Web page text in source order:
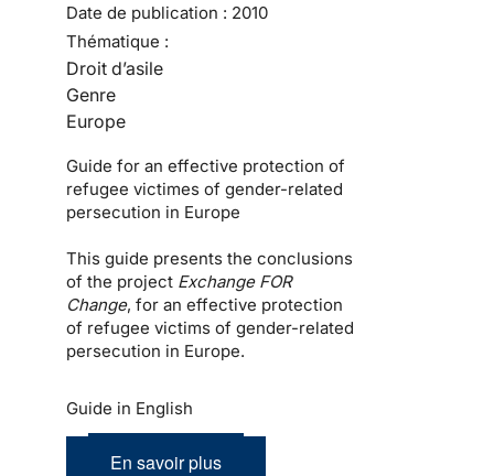
Date de publication : 2010
Thématique :
Droit d’asile
Genre
Europe
Guide for an effective protection of
refugee victimes of gender-related
persecution in Europe
This guide presents the conclusions
of the project Exchange FOR
Change, for an effective protection
of refugee victims of gender-related
persecution in Europe.
Guide in English
En savoir plus